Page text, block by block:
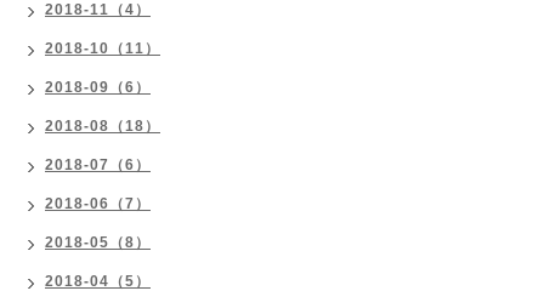
2018-11（4）
2018-10（11）
2018-09（6）
2018-08（18）
2018-07（6）
2018-06（7）
2018-05（8）
2018-04（5）